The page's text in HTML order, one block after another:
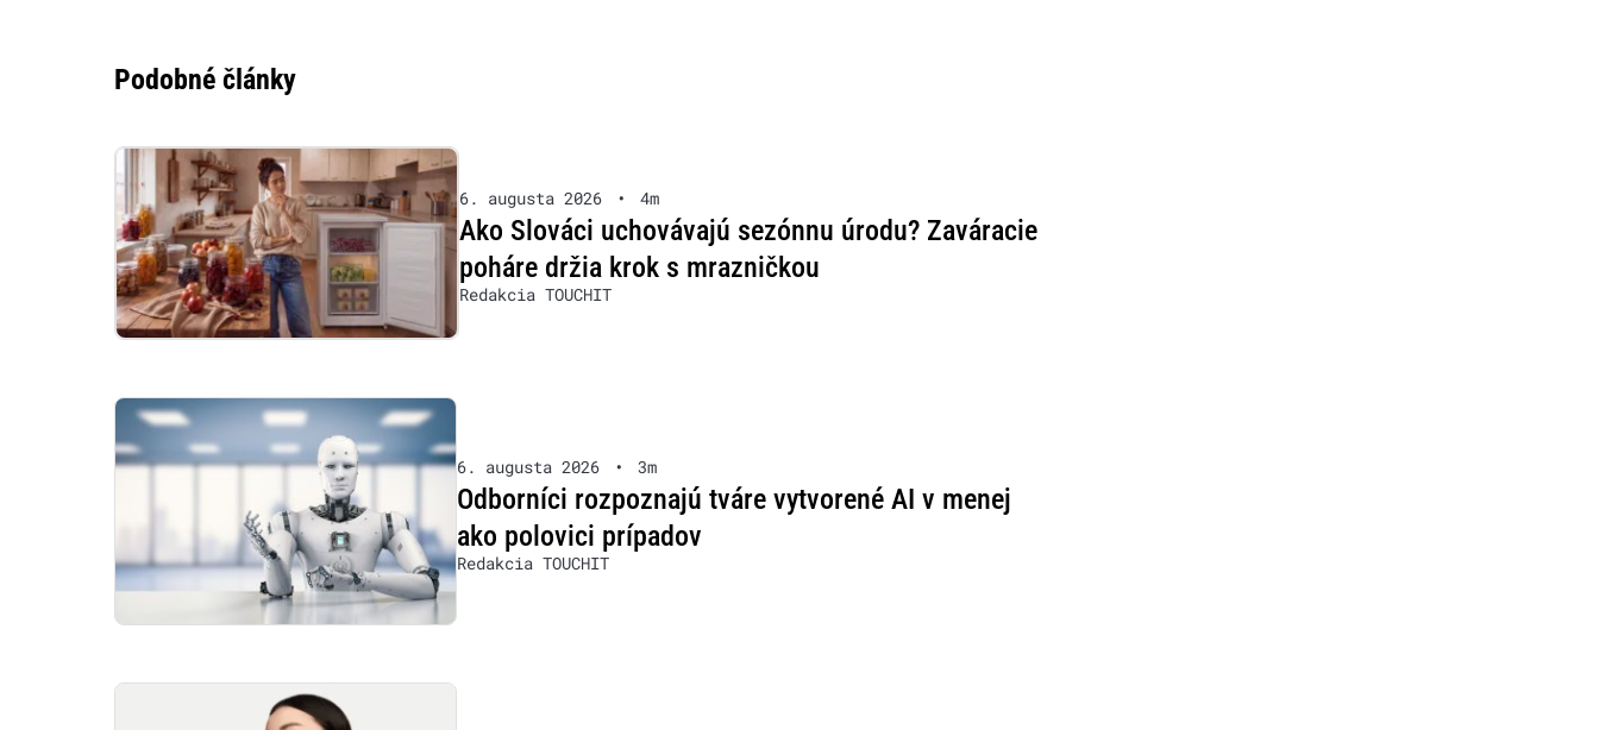
Podobné články
6. augusta 2026 • 4m
Ako Slováci uchovávajú sezónnu úrodu? Zaváracie
poháre držia krok s mrazničkou
Redakcia TOUCHIT
6. augusta 2026 • 3m
Odborníci rozpoznajú tváre vytvorené AI v menej
ako polovici prípadov
Redakcia TOUCHIT